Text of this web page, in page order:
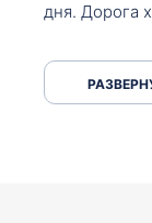
дня. Дорога
серпантинах